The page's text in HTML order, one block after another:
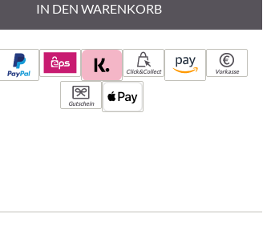
IN DEN WARENKORB
Click&Collect Vorkasse
Gutschein